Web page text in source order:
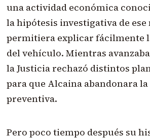
una actividad económica
la hipótesis investigativa de
permitiera explicar fácilmente
del vehículo. Mientras
la Justicia rechazó distintos
para que Alcaina abandonara
preventiva.
Pero poco tiempo después su